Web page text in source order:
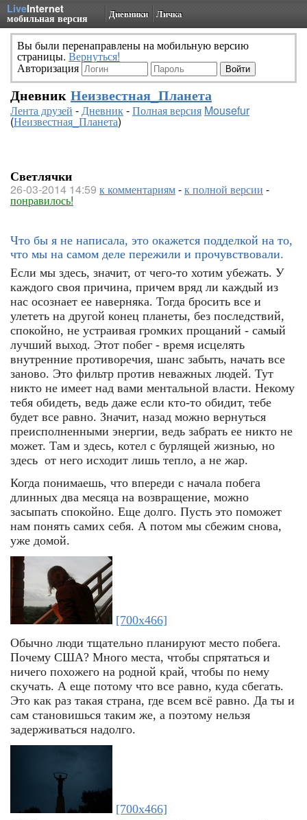
LiveInternet
мобильная версия Дневники Личка
Вы были перенаправлены на мобильную версию
страницы. Вернуться!
Авторизация
Дневник Неизвестная_Планета
Лента друзей -Дневник-Полная версия Mousefur
(Неизвестная_Планета)
Светлячки
26-03-2014 14:59 к комментариям-к полной версии -
понравилось!
Что бы я не написала, это окажется подделкой на то,
что мы на самом деле пережили и прочувствовали.
Если мы здесь, значит, от чего-то хотим убежать. У
каждого своя причина, причем вряд ли каждый из
нас осознает ее наверняка. Тогда бросить все и
улететь на другой конец планеты, без последствий,
спокойно, не устраивая громких прощаний - самый
лучший выход. Этот побег - время исцелять
внутренние противоречия, шанс забыть, начать все
заново. Это фильтр против неважных людей. Тут
никто не имеет над вами ментальной власти. Некому
тебя обидеть, ведь даже если кто-то обидит, тебе
будет все равно. Значит, назад можно вернуться
преисполненными энергии, ведь забрать ее никто не
может. Там и здесь, котел с бурлящей жизнью, но
здесь от него исходит лишь тепло, а не жар.
Когда понимаешь, что впереди с начала побега
длинных два месяца на возвращение, можно
засыпать спокойно. Еще долго. Пусть это поможет
нам понять самих себя. А потом мы сбежим снова,
уже домой.
[700x466]
Обычно люди тщательно планируют место побега.
Почему США? Много места, чтобы спрятаться и
ничего похожего на родной край, чтобы по нему
скучать. А еще потому что все равно, куда сбегать.
Это как раз такая страна, где всем всё равно. Да ты и
сам становишься таким же, а поэтому нельзя
задерживаться надолго.
[700x466]